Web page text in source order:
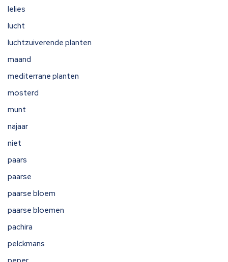
lelies
lucht
luchtzuiverende planten
maand
mediterrane planten
mosterd
munt
najaar
niet
paars
paarse
paarse bloem
paarse bloemen
pachira
pelckmans